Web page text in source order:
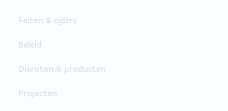
Feiten & cijfers
Beleid
Diensten & producten
Projecten